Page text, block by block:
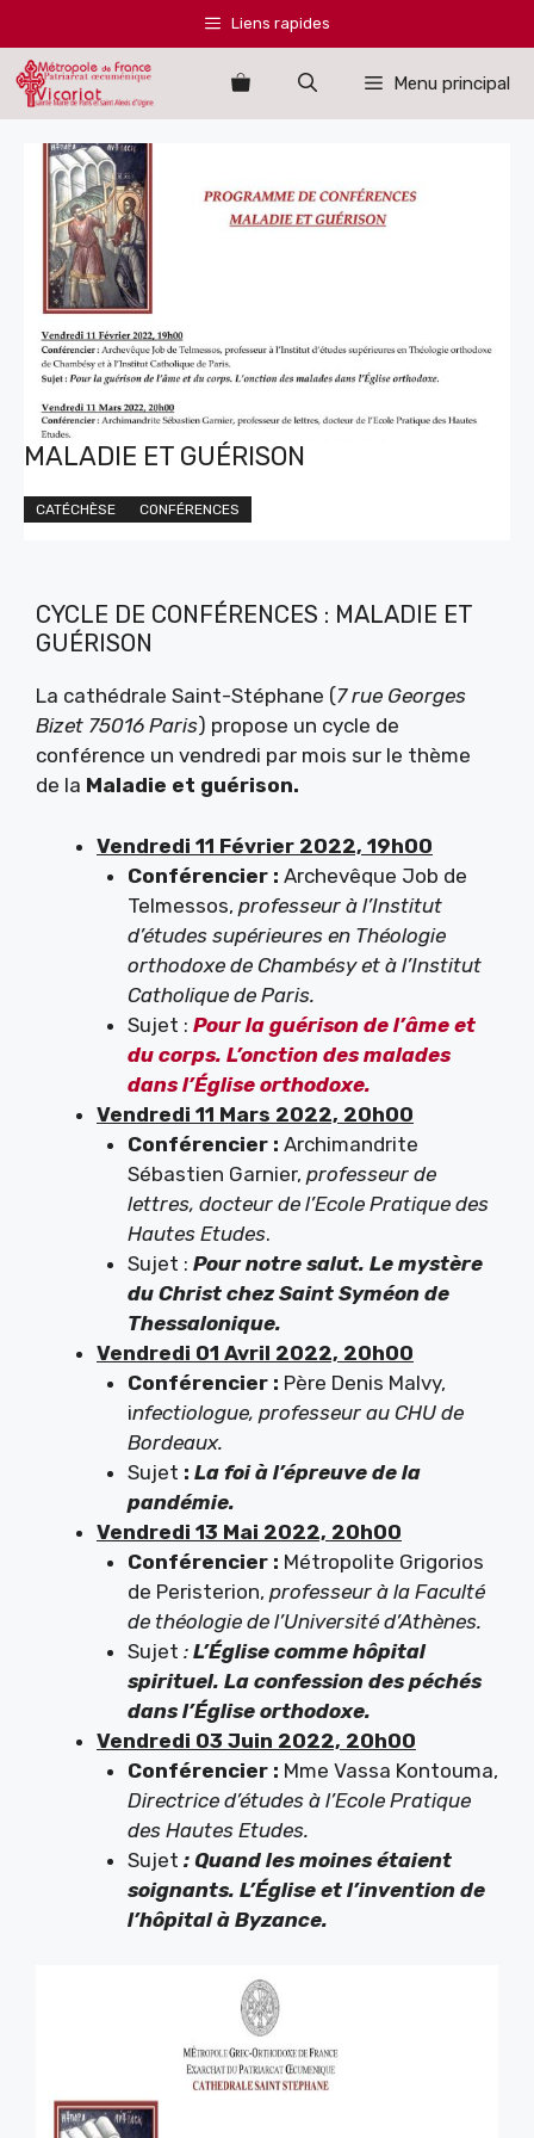
au
contenu
Liens rapides
Menu principal
MALADIE ET GUÉRISON
CATÉCHÈSE CONFÉRENCES
CYCLE DE CONFÉRENCES : MALADIE ET
GUÉRISON
La cathédrale Saint-Stéphane (7 rue Georges
Bizet 75016 Paris) propose un cycle de
conférence un vendredi par mois sur le thème
de la Maladie et guérison.
Vendredi 11 Février 2022, 19h00
Conférencier : Archevêque Job de
Telmessos, professeur à l’Institut
d’études supérieures en Théologie
orthodoxe de Chambésy et à l’Institut
Catholique de Paris.
Sujet : Pour la guérison de l’âme et
du corps. L’onction des malades
dans l’Église orthodoxe.
Vendredi 11 Mars 2022, 20h00
Conférencier : Archimandrite
Sébastien Garnier, professeur de
lettres, docteur de l’Ecole Pratique des
Hautes Etudes.
Sujet : Pour notre salut. Le mystère
du Christ chez Saint Syméon de
Thessalonique.
Vendredi 01 Avril 2022, 20h00
Conférencier : Père Denis Malvy,
infectiologue, professeur au CHU de
Bordeaux.
Sujet : La foi à l’épreuve de la
pandémie.
Vendredi 13 Mai 2022, 20h00
Conférencier : Métropolite Grigorios
de Peristerion, professeur à la Faculté
de théologie de l’Université d’Athènes.
Sujet :L’Église comme hôpital
spirituel. La confession des péchés
dans l’Église orthodoxe.
Vendredi 03 Juin 2022, 20h00
Conférencier : Mme Vassa Kontouma,
Directrice d’études à l’Ecole Pratique
des Hautes Etudes.
Sujet : Quand les moines étaient
soignants. L’Église et l’invention de
l’hôpital à Byzance.